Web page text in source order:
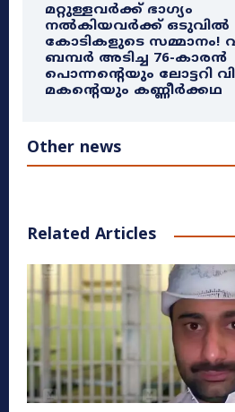
മറ്റുള്ളവർക്ക് ഭാഗ്യം
നൽകിയവർക്ക് ഒടുവിൽ
കോടികളുടെ സമ്മാനം!
ബമ്പർ അടിച്ച 76-കാരൻ
പൊന്നന്റെയും ലോട്ടറി
മകന്റെയും കണ്ണീർക്കഥ
Other news
Related Articles